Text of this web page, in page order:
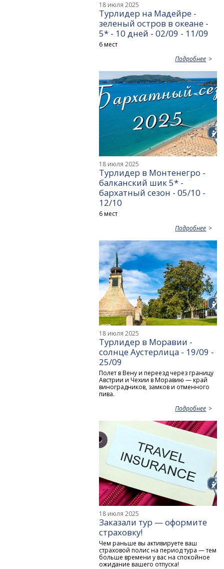
18 июля 2025
Турлидер на Мадейре -
зеленый остров в океане -
5* - 10 дней - 02/09 - 11/09
6 мест
Подробнее
18 июля 2025
Турлидер в Монтенегро -
балканский шик 5* -
бархатный сезон - 05/10 -
12/10
6 мест
Подробнее
18 июля 2025
Турлидер в Моравии -
солнце Аустерлица - 19/09 -
25/09
Полет в Вену и переезд через границу
Австрии и Чехии в Моравию — край
виноградников, замков и отменного
пива.
Подробнее
18 июля 2025
Заказали тур — оформите
страховку!
Чем раньше вы активируете ваш
страховой полис на период тура — тем
больше времени у вас на спокойное
ожидание вашего отпуска!